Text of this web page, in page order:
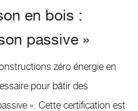
en bois :
passive »
zéro énergie en
pour bâtir des
». Cette certification est